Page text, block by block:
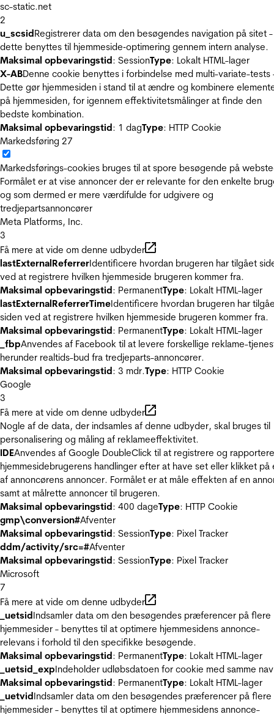
sc-static.net
2
u_scsidRegistrerer data om den besøgendes navigation på sitet -
dette benyttes til hjemmeside‐optimering gennem intern analyse.
Maksimal opbevaringstid: SessionType: Lokalt HTML-lager
X-ABDenne cookie benyttes i forbindelse med multi-variate-tests
Dette gør hjemmesiden i stand til at ændre og kombinere
på hjemmesiden, for igennem effektivitetsmålinger at finde den
bedste kombination.
Maksimal opbevaringstid: 1 dagType: HTTP Cookie
Markedsføring 27
Markedsførings-cookies bruges til at spore besøgende på
Formålet er at vise annoncer der er relevante for den enkelte
og som dermed er mere værdifulde for udgivere og
tredjepartsannoncører
Meta Platforms, Inc.
3
Få mere at vide om denne udbyder
lastExternalReferrerIdentificere hvordan brugeren har tilgået
ved at registrere hvilken hjemmeside brugeren kommer fra.
Maksimal opbevaringstid: PermanentType: Lokalt HTML-lager
lastExternalReferrerTimeIdentificere hvordan brugeren har
siden ved at registrere hvilken hjemmeside brugeren kommer fra.
Maksimal opbevaringstid: PermanentType: Lokalt HTML-lager
_fbpAnvendes af Facebook til at levere forskellige reklame-
herunder realtids-bud fra tredjeparts-annoncører.
Maksimal opbevaringstid: 3 mdr.Type: HTTP Cookie
Google
3
Få mere at vide om denne udbyder
Nogle af de data, der indsamles af denne udbyder, skal bruges til
personalisering og måling af reklameeffektivitet.
IDEAnvendes af Google DoubleClick til at registrere og
hjemmesidebrugerens handlinger efter at have set eller klikket på
af annoncørens annoncer. Formålet er at måle effekten af en
samt at målrette annoncer til brugeren.
Maksimal opbevaringstid: 400 dageType: HTTP Cookie
gmp\conversion#Afventer
Maksimal opbevaringstid: SessionType: Pixel Tracker
ddm/activity/src=#Afventer
Maksimal opbevaringstid: SessionType: Pixel Tracker
Microsoft
7
Få mere at vide om denne udbyder
_uetsidIndsamler data om den besøgendes præferencer på flere
hjemmesider - benyttes til at optimere hjemmesidens annonce-
relevans i forhold til den specifikke besøgende.
Maksimal opbevaringstid: PermanentType: Lokalt HTML-lager
_uetsid_expIndeholder udløbsdatoen for cookie med samme
Maksimal opbevaringstid: PermanentType: Lokalt HTML-lager
_uetvidIndsamler data om den besøgendes præferencer på flere
hjemmesider - benyttes til at optimere hjemmesidens annonce-